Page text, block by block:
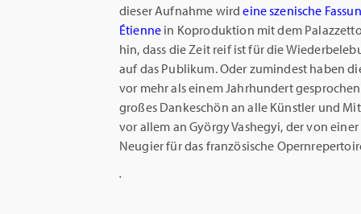
dieser Aufnahme wirdeine szenische
Étienne in Koproduktion mit dem
hin, dass die Zeit reif ist für die
auf das Publikum. Oder zumindest haben
vor mehr als einem Jahrhundert
großes Dankeschön an alle Künstler und
vor allem an György Vashegyi, der von
Neugier für das französische
.